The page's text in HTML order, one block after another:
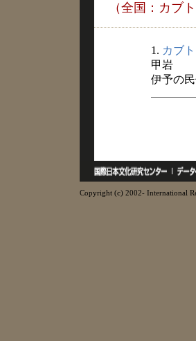
（全国：カブ
1. カブ
甲岩
伊予の
Copyright (c) 2002- International